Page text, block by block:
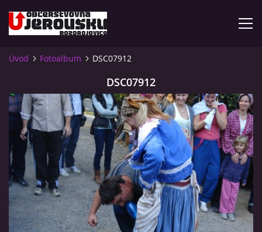
KDE NÁS NAJDETE?
VIDLÁCKÝ VÍCEBOJ 2023 - VIDEO
OTEVÍRACÍ DOBA
VIDLÁCKÝ VÍCEBOJ 2020 - ČLÁNEK Z ROZDROJOVICKÉ
DRBNY 4/2020
Úvod Fotoalbum DSC07912
DSC07912